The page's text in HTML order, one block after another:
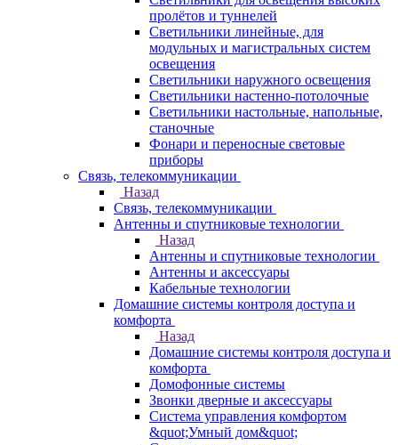
пролётов и туннелей
Светильники линейные, для
модульных и магистральных систем
освещения
Светильники наружного освещения
Светильники настенно-потолочные
Светильники настольные, напольные,
станочные
Фонари и переносные световые
приборы
Связь, телекоммуникации
Назад
Связь, телекоммуникации
Антенны и спутниковые технологии
Назад
Антенны и спутниковые технологии
Антенны и аксессуары
Кабельные технологии
Домашние системы контроля доступа и
комфорта
Назад
Домашние системы контроля доступа и
комфорта
Домофонные системы
Звонки дверные и аксессуары
Система управления комфортом
&quot;Умный дом&quot;